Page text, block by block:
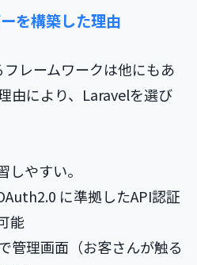
を構築した理由
レームワークは他にもあ
由により、Laravelを選び
やすい。
に準拠したAPI認証
能
管理画面（お客さんが触る